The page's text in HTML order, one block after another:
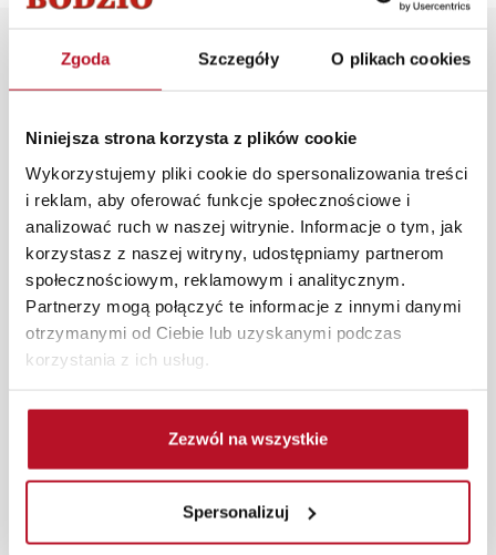
Zgoda Szczegóły O plikach cookies
Niniejsza strona korzysta z plików cookie
Wykorzystujemy pliki cookie do spersonalizowania treści
i reklam, aby oferować funkcje społecznościowe i
analizować ruch w naszej witrynie. Informacje o tym, jak
korzystasz z naszej witryny, udostępniamy partnerom
społecznościowym, reklamowym i analitycznym.
Partnerzy mogą połączyć te informacje z innymi danymi
otrzymanymi od Ciebie lub uzyskanymi podczas
korzystania z ich usług.
Zezwól na wszystkie
Spersonalizuj
Opis produktu
ozdoba do zastosowania we wnętrzu domu, jak i na
tarasie lub w ogrodzie.
W każdym z salonów mebli Bodzio oferujemy pomoc w
aranżacji mebli, a nasi pracownicy z wykorzystaniem
programu Planer 3D bezpłatnie zaprojektują i
przygotują kompleksową wizualizację Państwa
pomieszczenia wraz z wyceną. Każde zamówienie
złożone w sklepie stacjonarnym dostarczymy do 3 dni
zamówień internetowych czas dostawy wynosi do 5 dni
roboczych, również na terenie całego kraju. Wszystkie
niezależnie od miejsca złożenia zamówienia.
Zdjęcia produktów mają charakter poglądowy.